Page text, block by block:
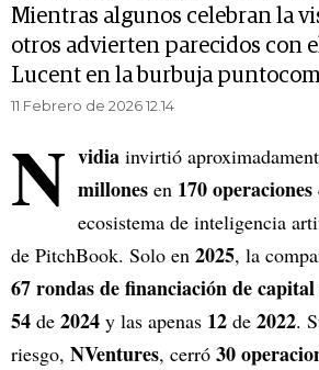
Mientras algunos celebran la
otros advierten parecidos con
Lucent en la burbuja
11 Febrero de 2026 12.14
N vidia invirtió
millones en 170 operaciones
ecosistema de inteligencia
de PitchBook. Solo en 2025, la
67 rondas de financiación de
54 de 2024 y las apenas 12 de 2022.
riesgo, NVentures, cerró 30